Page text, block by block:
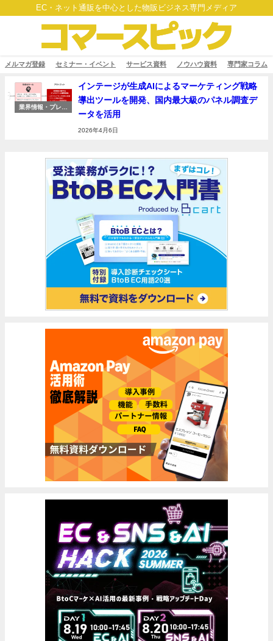
EC・ネット通販を中心とした物販ビジネス専門メディア
メルマガ登録 セミナー・イベント サービス資料 ノウハウ資料 専門家コラム
業界情報・プレス
インテージが生成AIによるマーケティング戦略
導出ツールを開発、国内最大級のパネル調査デ
ータを活用
2026年4月6日